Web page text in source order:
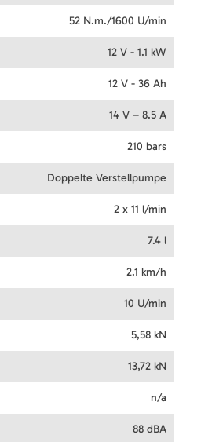
52 N.m./1600 U/min
12 V - 1.1 kW
12 V - 36 Ah
14 V – 8.5 A
210 bars
Doppelte Verstellpumpe
2 x 11 l/min
7.4 l
2.1 km/h
10 U/min
5,58 kN
13,72 kN
n/a
88 dBA